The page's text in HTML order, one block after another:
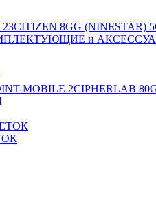
23CITIZEN 8GG (NINESTAR) 5
и
MOBILE 2CIPHERLAB 80